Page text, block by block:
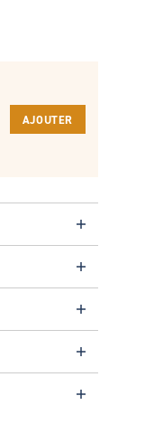
AJOUTER